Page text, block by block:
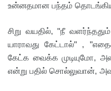
உன்னதமான பந்தம்
சிறு வயதில், "நீ
யாராவது கேட்டால்" ,
கேட்க வைக்க முடியுமோ,
என்று பதில் சொல்லுவான்,